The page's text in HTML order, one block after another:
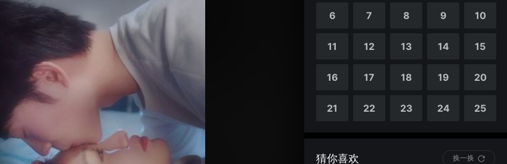
6 7 8 9 10
11 12 13 14 15
16 17 18 19 20
21 22 23 24 25
猜你喜欢 换一换